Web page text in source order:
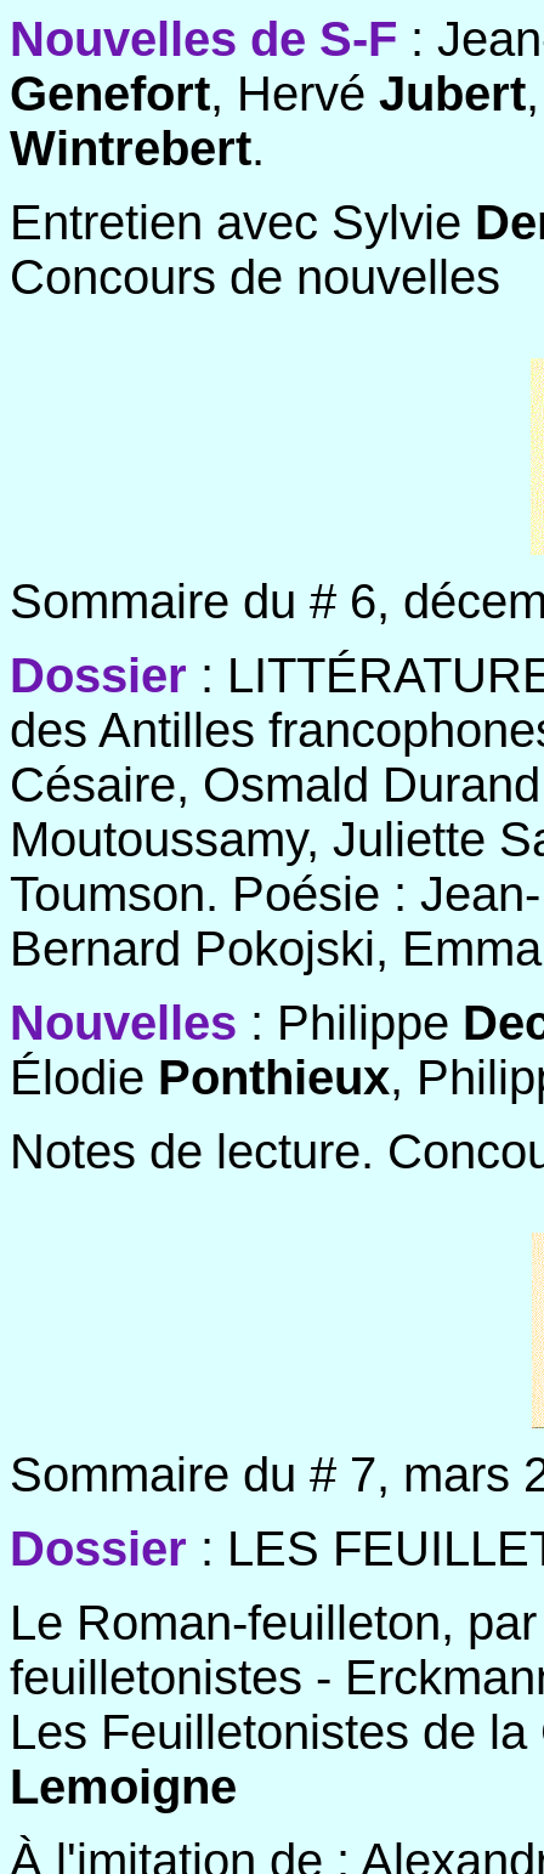
Nouvelles de S-F :
Genefort, Hervé Jubert
Wintrebert.
Entretien avec Sylvie
Concours de nouvelles
Sommaire du # 6,
Dossier :
des Antilles
Césaire, Osmald
Moutoussamy, Juliette
Toumson. Poésie :
Bernard Pokojski,
Nouvelles : Philippe
Élodie Ponthieux,
Notes de lecture.
Sommaire du # 7, mars
Dossier : LES
Le Roman-feuilleton,
feuilletonistes -
Les Feuilletonistes de
Lemoigne
À l'imitation de :